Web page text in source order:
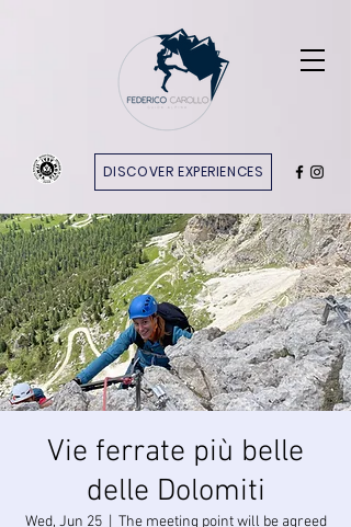
DISCOVER EXPERIENCES
Vie ferrate più belle
delle Dolomiti
Wed, Jun 25
  |
The meeting point will be agreed